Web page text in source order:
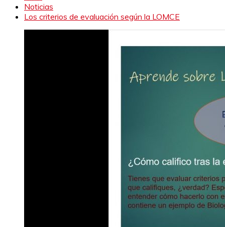
Noticias
Los criterios de evaluación según la LOMCE